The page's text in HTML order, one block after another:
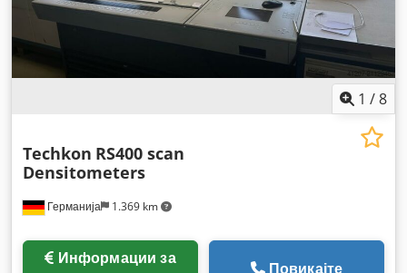
1 /8
Германија 1.369 km
Techkon RS400 scan
Densitometers
Повикајте